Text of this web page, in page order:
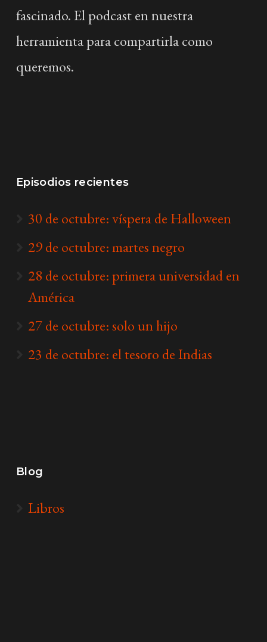
fascinado. El podcast en nuestra
herramienta para compartirla como
queremos.
Episodios recientes
30 de octubre: víspera de Halloween
29 de octubre: martes negro
28 de octubre: primera universidad en
América
27 de octubre: solo un hijo
23 de octubre: el tesoro de Indias
Blog
Libros